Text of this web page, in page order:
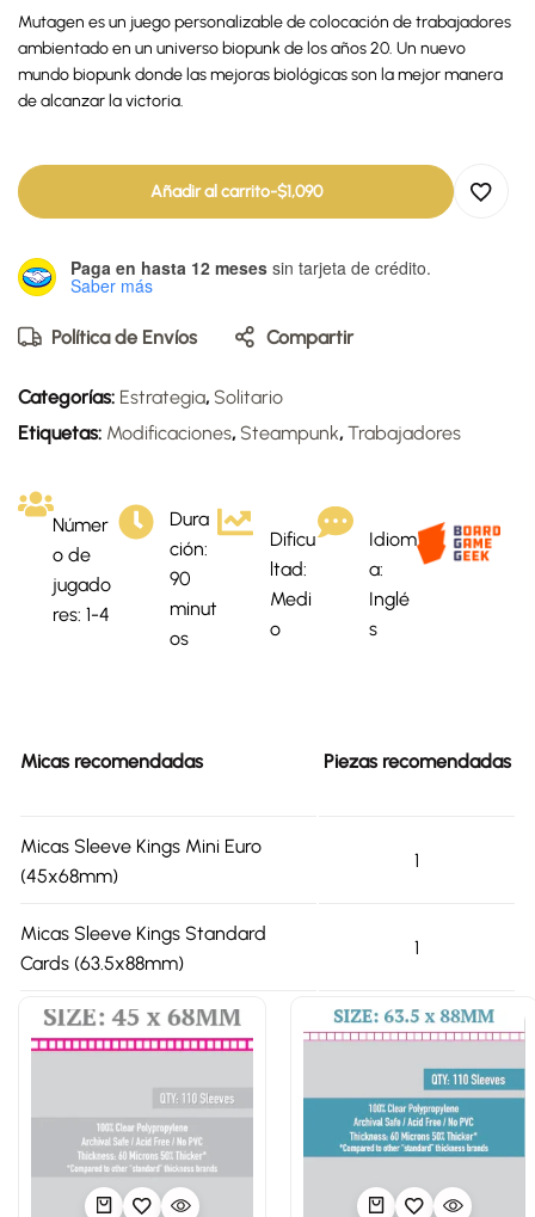
Mutagen es un juego personalizable de colocación de trabajadores
ambientado en un universo biopunk de los años 20. Un nuevo
mundo biopunk donde las mejoras biológicas son la mejor manera
de alcanzar la victoria.
Añadir al carrito-$1,090
Paga en hasta 12 meses sin tarjeta de crédito.
Saber más
Política de Envíos Compartir
Categorías: Estrategia, Solitario
Etiquetas: Modificaciones, Steampunk, Trabajadores
Númer
o de
jugado
res: 1-4
Dura
ción:
90
minut
os
Dificu
ltad:
Medi
o
Idiom
a:
Inglé
s
Micas recomendadas Piezas recomendadas
Micas Sleeve Kings Mini Euro
(45x68mm)
1
Micas Sleeve Kings Standard
Cards (63.5x88mm)
1